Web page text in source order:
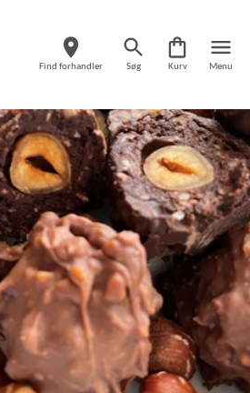
Find forhandler Søg Kurv Menu